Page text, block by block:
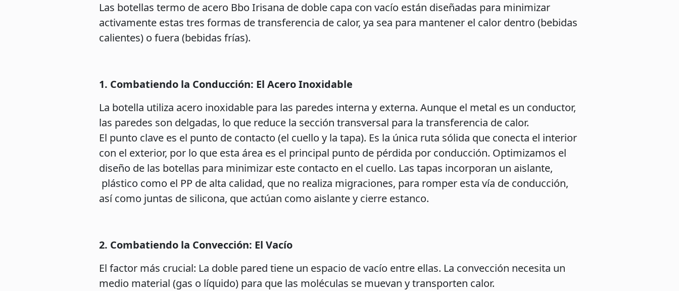
Las botellas termo de acero Bbo Irisana de doble capa con vacío están diseñadas para minimizar
activamente estas tres formas de transferencia de calor, ya sea para mantener el calor dentro (bebidas
calientes) o fuera (bebidas frías).
1. Combatiendo la Conducción: El Acero Inoxidable
La botella utiliza acero inoxidable para las paredes interna y externa. Aunque el metal es un conductor,
las paredes son delgadas, lo que reduce la sección transversal para la transferencia de calor.
El punto clave es el punto de contacto (el cuello y la tapa). Es la única ruta sólida que conecta el interior
con el exterior, por lo que esta área es el principal punto de pérdida por conducción. Optimizamos el
diseño de las botellas para minimizar este contacto en el cuello. Las tapas incorporan un aislante,
plástico como el PP de alta calidad, que no realiza migraciones, para romper esta vía de conducción,
así como juntas de silicona, que actúan como aislante y cierre estanco.
2. Combatiendo la Convección: El Vacío
El factor más crucial: La doble pared tiene un espacio de vacío entre ellas. La convección necesita un
medio material (gas o líquido) para que las moléculas se muevan y transporten calor.